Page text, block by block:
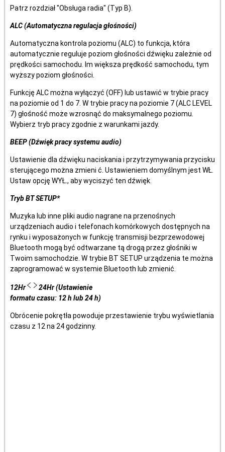
Patrz rozdział "Obsługa radia" (Typ B).
ALC (Automatyczna regulacja głośności)
Automatyczna kontrola poziomu (ALC) to funkcja, która
automatycznie reguluje poziom głośności dźwięku zależnie od
prędkości samochodu. Im większa prędkość samochodu, tym
wyższy poziom głośności.
Funkcję ALC można wyłączyć (OFF) lub ustawić w trybie pracy
na poziomie od 1 do 7. W trybie pracy na poziomie 7 (ALC LEVEL
7) głośność może wzrosnąć do maksymalnego poziomu.
Wybierz tryb pracy zgodnie z warunkami jazdy.
BEEP (Dźwięk pracy systemu audio)
Ustawienie dla dźwięku naciskania i przytrzymywania przycisku
sterującego można zmieni ć. Ustawieniem domyślnym jest WŁ.
Ustaw opcję WYŁ., aby wyciszyć ten dźwięk.
Tryb BT SETUP*
Muzyka lub inne pliki audio nagrane na przenośnych
urządzeniach audio i telefonach komórkowych dostępnych na
rynku i wyposażonych w funkcję transmisji bezprzewodowej
Bluetooth mogą być odtwarzane tą drogą przez głośniki w
Twoim samochodzie. W trybie BT SETUP urządzenia te można
zaprogramować w systemie Bluetooth lub zmienić.
12Hr
24Hr (Ustawienie
formatu czasu: 12 h lub 24 h)
Obrócenie pokrętła powoduje przestawienie trybu wyświetlania
czasu z 12 na 24 godzinny.